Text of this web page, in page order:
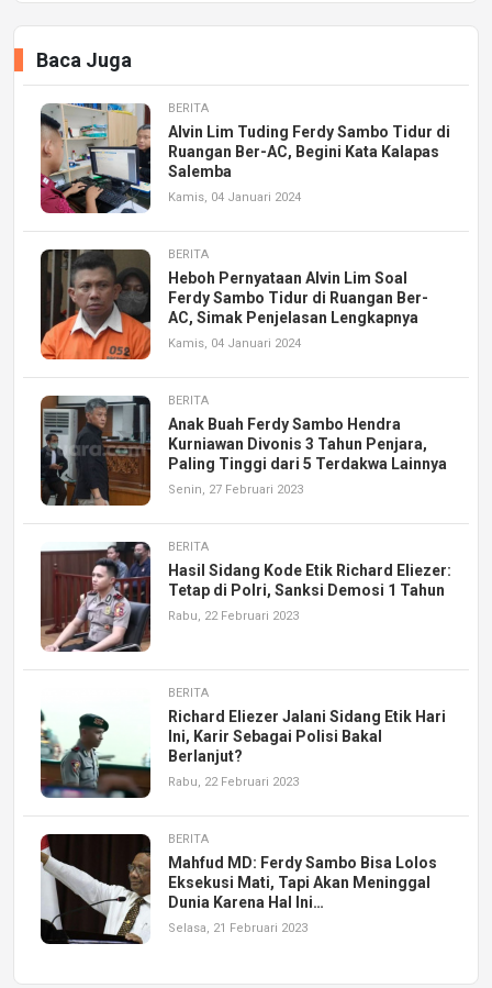
Baca Juga
BERITA
Alvin Lim Tuding Ferdy Sambo Tidur di
Ruangan Ber-AC, Begini Kata Kalapas
Salemba
Kamis, 04 Januari 2024
BERITA
Heboh Pernyataan Alvin Lim Soal
Ferdy Sambo Tidur di Ruangan Ber-
AC, Simak Penjelasan Lengkapnya
Kamis, 04 Januari 2024
BERITA
Anak Buah Ferdy Sambo Hendra
Kurniawan Divonis 3 Tahun Penjara,
Paling Tinggi dari 5 Terdakwa Lainnya
Senin, 27 Februari 2023
BERITA
Hasil Sidang Kode Etik Richard Eliezer:
Tetap di Polri, Sanksi Demosi 1 Tahun
Rabu, 22 Februari 2023
BERITA
Richard Eliezer Jalani Sidang Etik Hari
Ini, Karir Sebagai Polisi Bakal
Berlanjut?
Rabu, 22 Februari 2023
BERITA
Mahfud MD: Ferdy Sambo Bisa Lolos
Eksekusi Mati, Tapi Akan Meninggal
Dunia Karena Hal Ini…
Selasa, 21 Februari 2023